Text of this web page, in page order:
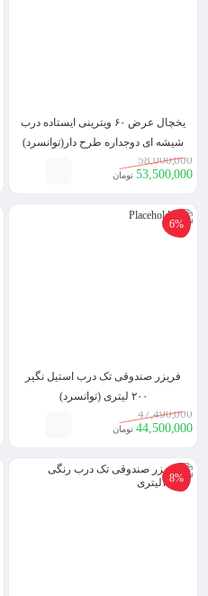
یخچال عرض ۶۰ ویترینی ایستاده درب
شیشه ای دوجداره طرح دار(توانسرد)
58,000,000
53,500,000 تومان
6%
فریزر صندوقی تک درب استیل نگیر
۲۰۰ لیتری (توانسرد)
47,490,000
44,500,000 تومان
8%